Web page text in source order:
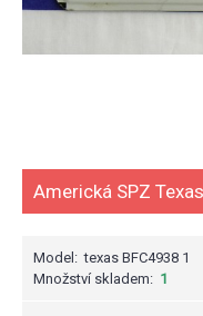
Americká SPZ Texas
Model: texas BFC4938 1
Množství skladem: 1